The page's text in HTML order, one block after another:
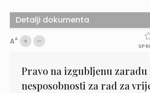
AA
Pravo na izgubljenu zaradu
nesposobnosti za rad za
Detalji dokumenta